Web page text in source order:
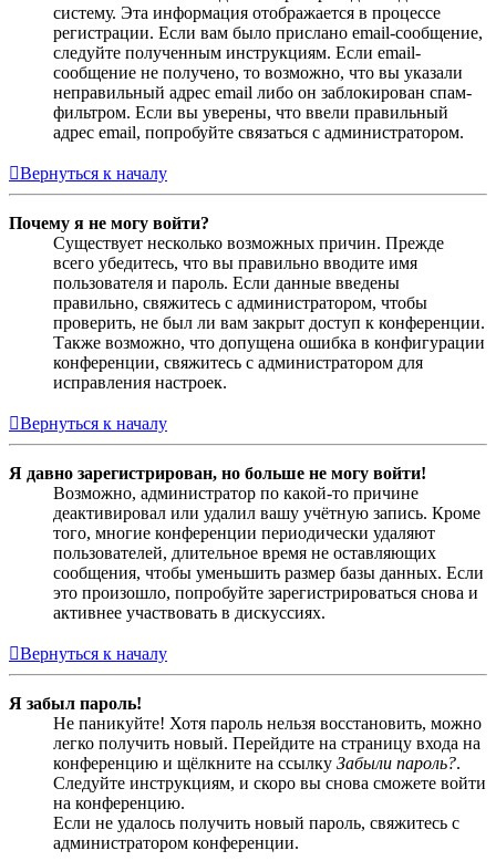
систему. Эта информация отображается в процессе
регистрации. Если вам было прислано email-сообщение,
следуйте полученным инструкциям. Если email-
сообщение не получено, то возможно, что вы указали
неправильный адрес email либо он заблокирован спам-
фильтром. Если вы уверены, что ввели правильный
адрес email, попробуйте связаться с администратором.
Вернуться к началу
Почему я не могу войти?
Существует несколько возможных причин. Прежде
всего убедитесь, что вы правильно вводите имя
пользователя и пароль. Если данные введены
правильно, свяжитесь с администратором, чтобы
проверить, не был ли вам закрыт доступ к конференции.
Также возможно, что допущена ошибка в конфигурации
конференции, свяжитесь с администратором для
исправления настроек.
Вернуться к началу
Я давно зарегистрирован, но больше не могу войти!
Возможно, администратор по какой-то причине
деактивировал или удалил вашу учётную запись. Кроме
того, многие конференции периодически удаляют
пользователей, длительное время не оставляющих
сообщения, чтобы уменьшить размер базы данных. Если
это произошло, попробуйте зарегистрироваться снова и
активнее участвовать в дискуссиях.
Вернуться к началу
Я забыл пароль!
Не паникуйте! Хотя пароль нельзя восстановить, можно
легко получить новый. Перейдите на страницу входа на
конференцию и щёлкните на ссылку Забыли пароль?.
Следуйте инструкциям, и скоро вы снова сможете войти
на конференцию.
Если не удалось получить новый пароль, свяжитесь с
администратором конференции.